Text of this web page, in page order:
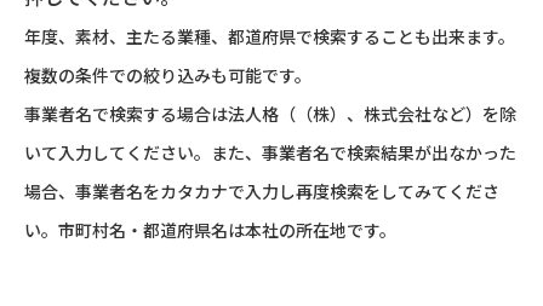
年度、素材、主たる業種、都道府県で検索することも出来ます。
複数の条件での絞り込みも可能です。
事業者名で検索する場合は法人格（（株）、株式会社など）を除
いて入力してください。また、事業者名で検索結果が出なかった
場合、事業者名をカタカナで入力し再度検索をしてみてくださ
い。市町村名・都道府県名は本社の所在地です。